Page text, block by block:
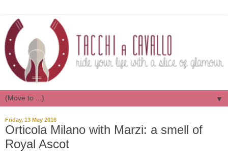
▼
Friday, 13 May 2016
Orticola Milano with Marzi: a smell of
Royal Ascot